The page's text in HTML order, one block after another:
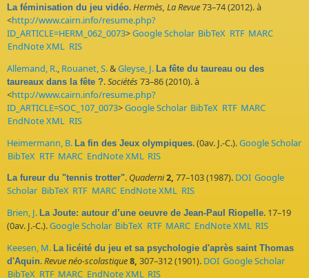
La féminisation du jeu vidéo.Hermès, La Revue73–74 (2012). à
<http://www.cairn.info/resume.php?
ID_ARTICLE=HERM_062_0073>Google Scholar BibTeX RTF MARC
EndNote XML RIS
Allemand, R., Rouanet, S.&Gleyse, J. La fête du taureau ou des
taureaux dans la fête ?.Sociétés 73–86 (2010). à
<http://www.cairn.info/resume.php?
ID_ARTICLE=SOC_107_0073>Google Scholar BibTeX RTF MARC
EndNote XML RIS
Heimermann, B. La fin des Jeux olympiques. (0av. J.-C.).Google Scholar
BibTeX RTF MARC EndNote XML RIS
La fureur du "tennis trotter". Quaderni2, 77–103 (1987). DOI Google
Scholar BibTeX RTF MARC EndNote XML RIS
Brien, J. La Joute: autour d’une oeuvre de Jean-Paul Riopelle. 17–19
(0av. J.-C.).Google Scholar BibTeX RTF MARC EndNote XML RIS
Keesen, M. La licéité du jeu et sa psychologie d'après saint Thomas
d'Aquin.Revue néo-scolastique8, 307–312 (1901). DOI Google Scholar
BibTeX RTF MARC EndNote XML RIS